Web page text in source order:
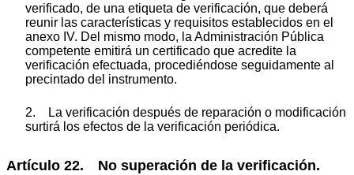
verificado, de una etiqueta de verificación, que deberá
reunir las características y requisitos establecidos en el
anexo IV. Del mismo modo, la Administración Pública
competente emitirá un certificado que acredite la
verificación efectuada, procediéndose seguidamente al
precintado del instrumento.
2. La verificación después de reparación o modificación
surtirá los efectos de la verificación periódica.
Artículo 22. No superación de la verificación.